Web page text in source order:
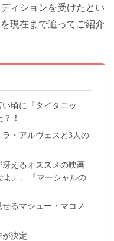
ィションを受けたとい
現在まで追ってご紹介
頃に『タイタニッ
！
・アルヴェスと3人の
えるオススメの映画
』、『マーシャルの
るマシュー・マコノ
が決定